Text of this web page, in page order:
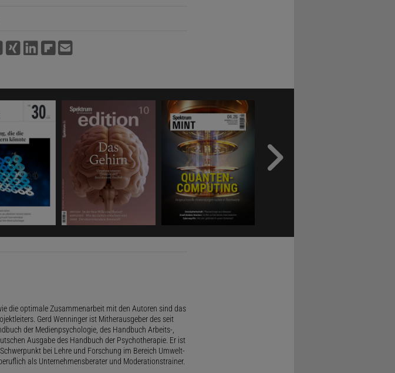
die optimale Zusammenarbeit mit den Autoren sind das
Gerd Wenninger ist Mitherausgeber des seit
der Medienpsychologie, des Handbuch Arbeits-,
Ausgabe des Handbuch der Psychotherapie. Er ist
bei Lehre und Forschung im Bereich Umwelt-
als Unternehmensberater und Moderationstrainer.